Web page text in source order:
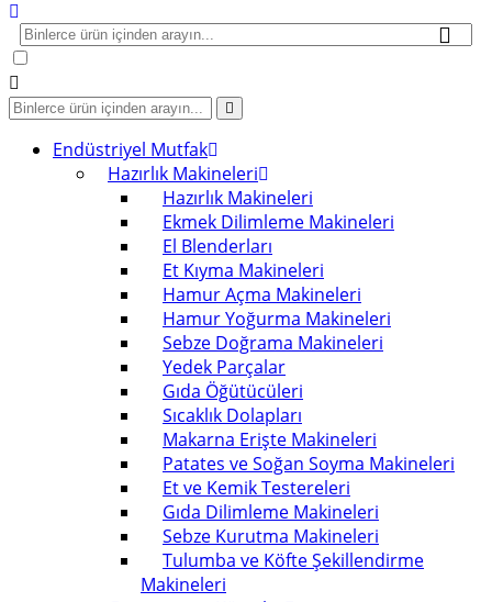
Endüstriyel Mutfak
Hazırlık Makineleri
Hazırlık Makineleri
Ekmek Dilimleme Makineleri
El Blenderları
Et Kıyma Makineleri
Hamur Açma Makineleri
Hamur Yoğurma Makineleri
Sebze Doğrama Makineleri
Yedek Parçalar
Gıda Öğütücüleri
Sıcaklık Dolapları
Makarna Erişte Makineleri
Patates ve Soğan Soyma Makineleri
Et ve Kemik Testereleri
Gıda Dilimleme Makineleri
Sebze Kurutma Makineleri
Tulumba ve Köfte Şekillendirme
Makineleri